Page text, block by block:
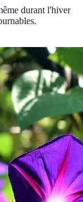
durant l'hiver